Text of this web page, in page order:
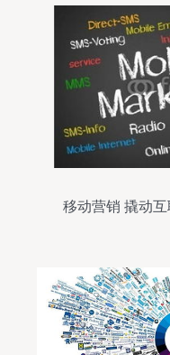
移动营销 撬动